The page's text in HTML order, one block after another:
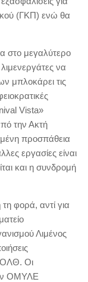
(ΓΚΠ) ενώ θα
στο μεγαλύτερο
να
μπλοκάρει τις
Vista»
την Ακτή
προσπάθεια
εργασίες είναι
και η συνδρομή
φορά, αντί για
Λιμένος
ΟΛΘ. Οι
ΟΜΥΛΕ